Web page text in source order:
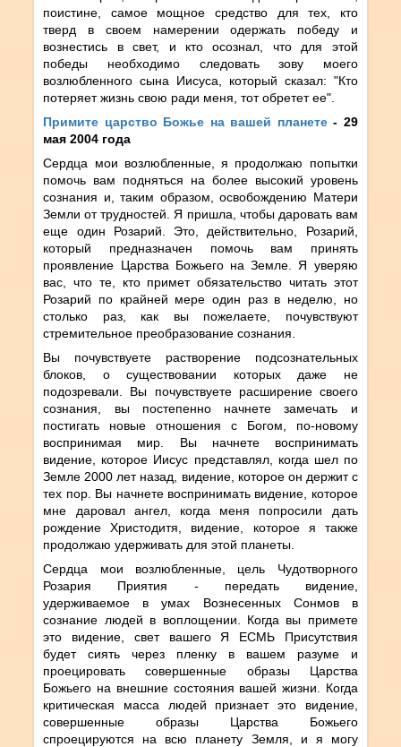
поистине, самое мощное средство для тех, кто
тверд в своем намерении одержать победу и
вознестись в свет, и кто осознал, что для этой
победы необходимо следовать зову моего
возлюбленного сына Иисуса, который сказал: "Кто
потеряет жизнь свою ради меня, тот обретет ее".
Примите царство Божье на вашей планете- 29
мая 2004 года
Сердца мои возлюбленные, я продолжаю попытки
помочь вам подняться на более высокий уровень
сознания и, таким образом, освобождению Матери
Земли от трудностей. Я пришла, чтобы даровать вам
еще один Розарий. Это, действительно, Розарий,
который предназначен помочь вам принять
проявление Царства Божьего на Земле. Я уверяю
вас, что те, кто примет обязательство читать этот
Розарий по крайней мере один раз в неделю, но
столько раз, как вы пожелаете, почувствуют
стремительное преобразование сознания.
Вы почувствуете растворение подсознательных
блоков, о существовании которых даже не
подозревали. Вы почувствуете расширение своего
сознания, вы постепенно начнете замечать и
постигать новые отношения с Богом, по-новому
воспринимая мир. Вы начнете воспринимать
видение, которое Иисус представлял, когда шел по
Земле 2000 лет назад, видение, которое он держит с
тех пор. Вы начнете воспринимать видение, которое
мне даровал ангел, когда меня попросили дать
рождение Христодитя, видение, которое я также
продолжаю удерживать для этой планеты.
Сердца мои возлюбленные, цель Чудотворного
Розария Приятия - передать видение,
удерживаемое в умах Вознесенных Сонмов в
сознание людей в воплощении. Когда вы примете
это видение, свет вашего Я ЕСМЬ Присутствия
будет сиять через пленку в вашем разуме и
проецировать совершенные образы Царства
Божьего на внешние состояния вашей жизни. Когда
критическая масса людей признает это видение,
совершенные образы Царства Божьего
спроецируются на всю планету Земля, и я могу